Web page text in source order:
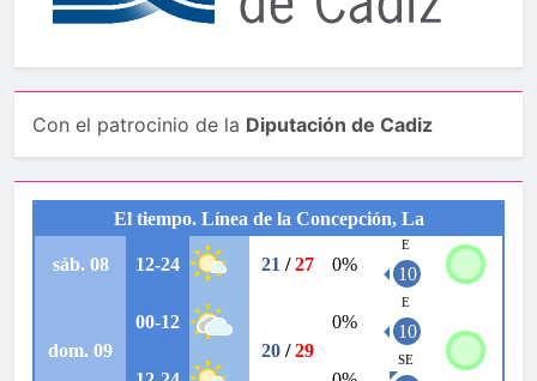
Con el patrocinio de la Diputación de Cadiz